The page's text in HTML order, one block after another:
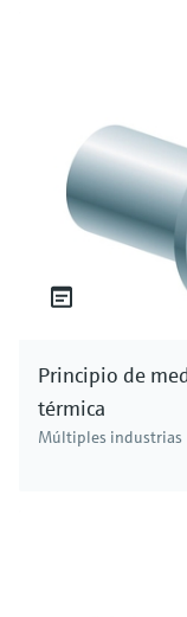
Principio de
térmica
Múltiples industrias